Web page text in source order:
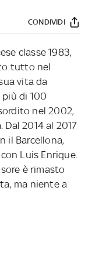
CONDIVIDI
classe 1983,
tutto nel
vita da
di 100
nel 2002,
2014 al 2017
il Barcellona,
Luis Enrique.
è rimasto
ma niente a